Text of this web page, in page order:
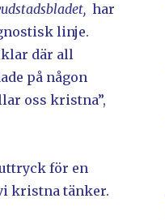
har
linje.
där all
på någon
oss kristna”,
för en
kristna tänker.